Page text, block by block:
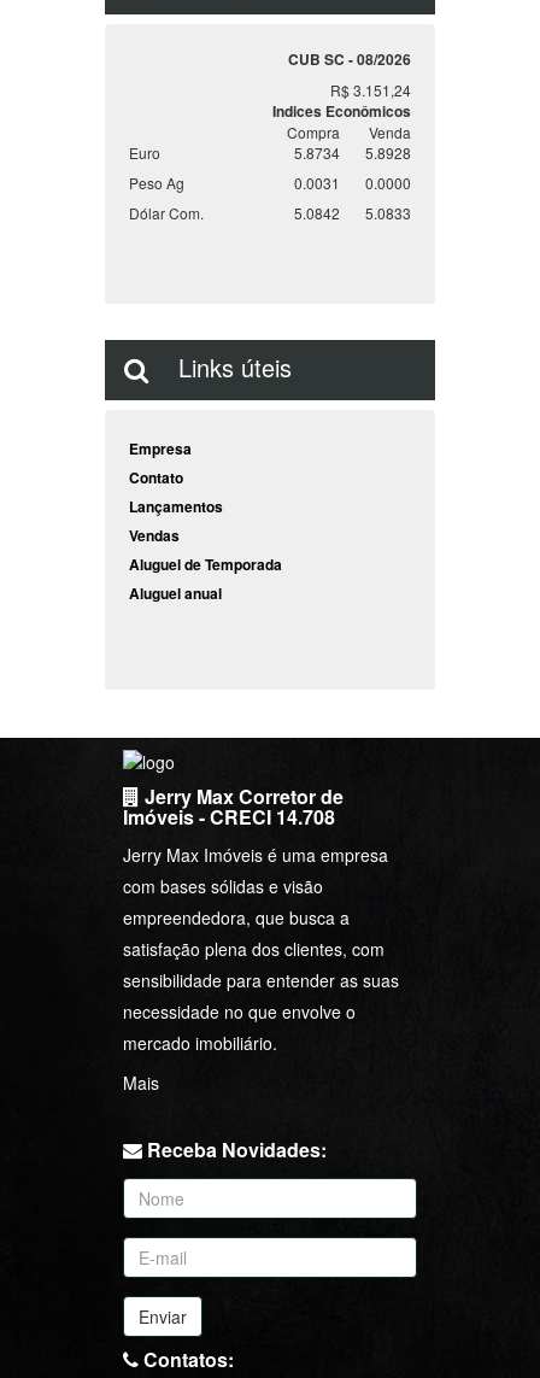
CUB SC - 08/2026
R$ 3.151,24
Indices Econômicos
Compra
Venda
Euro
5.8734
5.8928
Peso Ag
0.0031
0.0000
Dólar Com.
5.0842 5.0833
Links úteis
Empresa
Contato
Lançamentos
Vendas
Aluguel de Temporada
Aluguel anual
Jerry Max Corretor de
Imóveis - CRECI 14.708
Jerry Max Imóveis é uma empresa
com bases sólidas e visão
empreendedora, que busca a
satisfação plena dos clientes, com
sensibilidade para entender as suas
necessidade no que envolve o
mercado imobiliário.
Mais
Receba Novidades:
Enviar
Contatos: